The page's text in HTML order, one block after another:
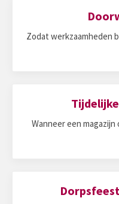
Zodat werkzaamheden
Wanneer een